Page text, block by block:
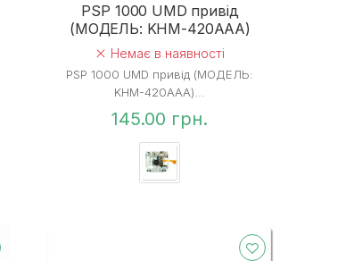
PSP 1000 UMD привід
(МОДЕЛЬ: KHM-420AAA)
Немає в наявності
PSP 1000 UMD привід (МОДЕЛЬ:
KHM-420AAA)...
145.00 грн.